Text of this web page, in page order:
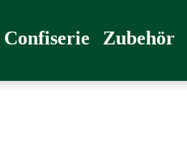
Confiserie Zubehör